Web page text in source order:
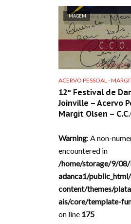
IMAGEM
ACERVO PESSOAL -
12º Festival de
Joinville – Acervo
Margit Olsen –
Warning: A non-
encountered in
/home/storage/9/
adanca1/
content/themes/
ais/core/template-
on line 175